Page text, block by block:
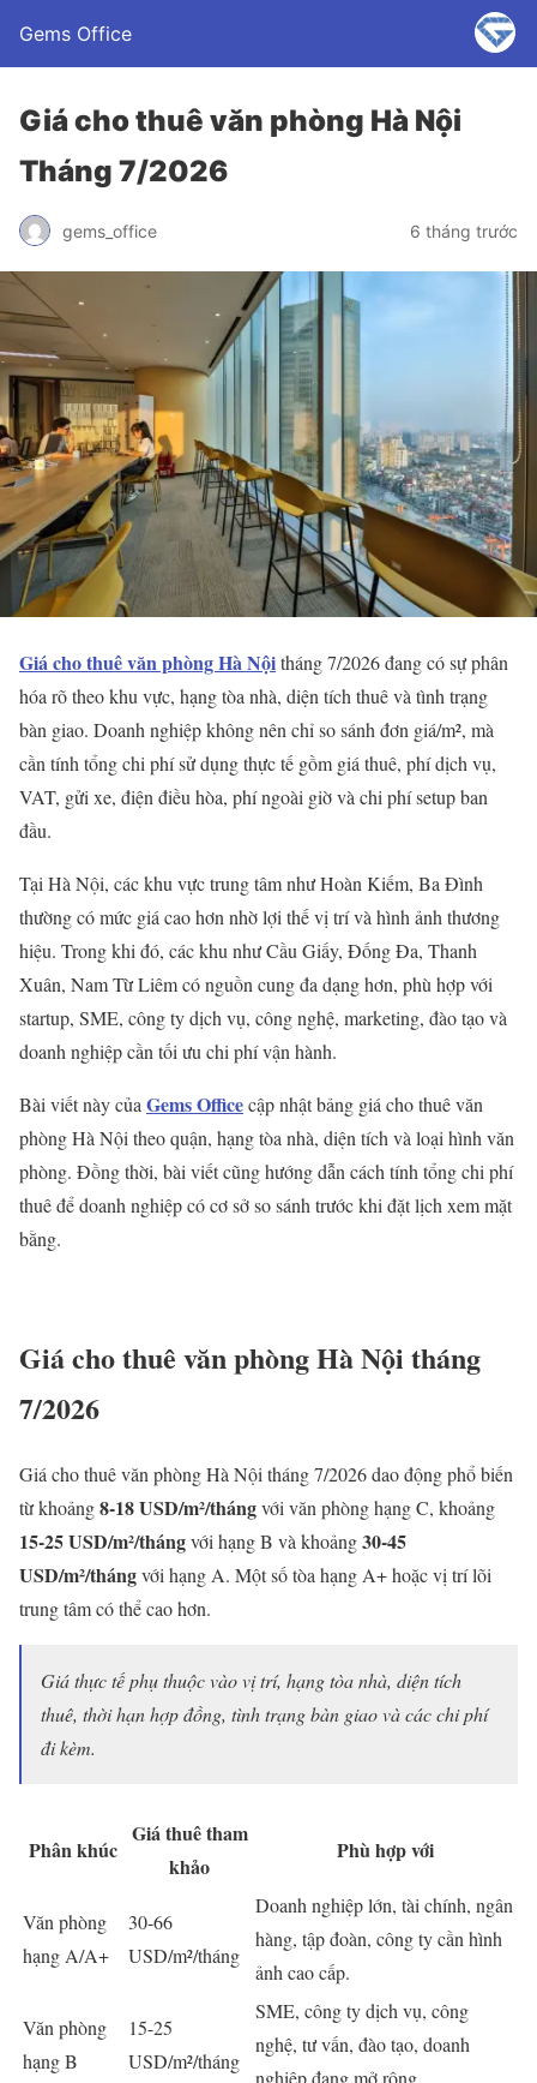
Gems Office
Giá cho thuê văn phòng Hà Nội
Tháng 7/2026
gems_office 6 tháng trước
Giá cho thuê văn phòng Hà Nộitháng 7/2026 đang có sự phân
hóa rõ theo khu vực, hạng tòa nhà, diện tích thuê và tình trạng
bàn giao. Doanh nghiệp không nên chỉ so sánh đơn giá/m², mà
cần tính tổng chi phí sử dụng thực tế gồm giá thuê, phí dịch vụ,
VAT, gửi xe, điện điều hòa, phí ngoài giờ và chi phí setup ban
đầu.
Tại Hà Nội, các khu vực trung tâm như Hoàn Kiếm, Ba Đình
thường có mức giá cao hơn nhờ lợi thế vị trí và hình ảnh thương
hiệu. Trong khi đó, các khu như Cầu Giấy, Đống Đa, Thanh
Xuân, Nam Từ Liêm có nguồn cung đa dạng hơn, phù hợp với
startup, SME, công ty dịch vụ, công nghệ, marketing, đào tạo và
doanh nghiệp cần tối ưu chi phí vận hành.
Bài viết này của Gems Officecập nhật bảng giá cho thuê văn
phòng Hà Nội theo quận, hạng tòa nhà, diện tích và loại hình văn
phòng. Đồng thời, bài viết cũng hướng dẫn cách tính tổng chi phí
thuê để doanh nghiệp có cơ sở so sánh trước khi đặt lịch xem mặt
bằng.
Giá cho thuê văn phòng Hà Nội tháng
7/2026
Giá cho thuê văn phòng Hà Nội tháng 7/2026 dao động phổ biến
từ khoảng8-18 USD/m²/thángvới văn phòng hạng C, khoảng
15-25 USD/m²/thángvới hạng B và khoảng30-45
USD/m²/thángvới hạng A. Một số tòa hạng A+ hoặc vị trí lõi
trung tâm có thể cao hơn.
Giá thực tế phụ thuộc vào vị trí, hạng tòa nhà, diện tích
thuê, thời hạn hợp đồng, tình trạng bàn giao và các chi phí
đi kèm.
Phân khúc
Giá thuê tham
khảo
Phù hợp với
Văn phòng
hạng A/A+
30-66
USD/m²/tháng
Doanh nghiệp lớn, tài chính, ngân
hàng, tập đoàn, công ty cần hình
ảnh cao cấp.
Văn phòng
hạng B
15-25
USD/m²/tháng
SME, công ty dịch vụ, công
nghệ, tư vấn, đào tạo, doanh
nghiệp đang mở rộng.